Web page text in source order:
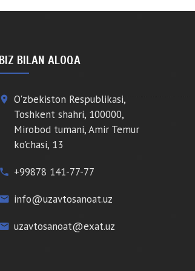
BIZ BILAN ALOQA
place O'zbekiston Respublikasi,
Toshkent shahri, 100000,
Mirobod tumani, Amir Temur
ko'chasi, 13
phone +99878 141-77-77
email info@uzavtosanoat.uz
email uzavtosanoat@exat.uz